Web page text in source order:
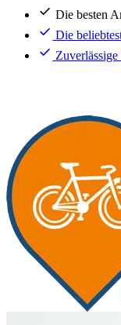
Die besten
Die